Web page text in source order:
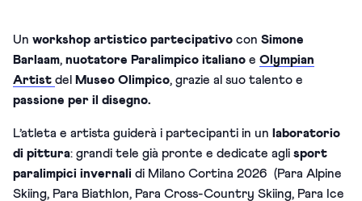
Un workshop artistico partecipativo con Simone
Barlaam, nuotatore Paralimpico italiano e Olympian
Artist del Museo Olimpico, grazie al suo talento e
passione per il disegno.
L’atleta e artista guiderà i partecipanti in un laboratorio
di pittura: grandi tele già pronte e dedicate agli sport
paralimpici invernali di Milano Cortina 2026 (Para Alpine
Skiing, Para Biathlon, Para Cross-Country Skiing, Para Ice